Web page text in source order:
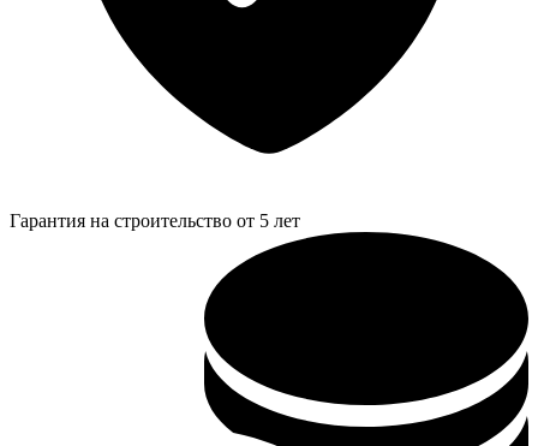
Гарантия на строительство от 5 лет